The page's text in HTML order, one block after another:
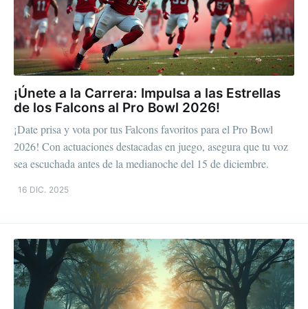
¡Únete a la Carrera: Impulsa a las Estrellas
de los Falcons al Pro Bowl 2026!
¡Date prisa y vota por tus Falcons favoritos para el Pro Bowl
2026! Con actuaciones destacadas en juego, asegura que tu voz
sea escuchada antes de la medianoche del 15 de diciembre.
16 DIC. 2025